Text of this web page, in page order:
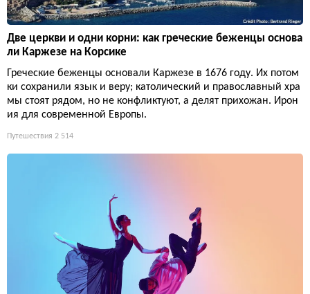
Две церкви и одни корни: как греческие беженцы основа
ли Каржезе на Корсике
Греческие беженцы основали Каржезе в 1676 году. Их потом
ки сохранили язык и веру; католический и православный хра
мы стоят рядом, но не конфликтуют, а делят прихожан. Ирон
ия для современной Европы.
Путешествия 2 514